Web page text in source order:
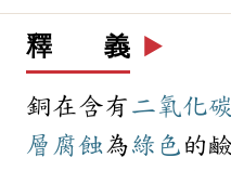
釋 義 ▶️
銅在含有 二氧化碳
層 腐蝕為綠色 的